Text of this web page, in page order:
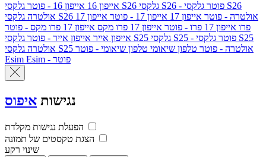
אייפון 16 אייפון 16 - פוטר גלקסי S26 גלקסי S26 - פוטר גלקסי S26
אולטרה
גלקסי S26 אולטרה - פוטר אייפון 17 אייפון 17 - פוטר
אייפון 17
פרו אייפון 17 פרו - פוטר אייפון 17 פרו מקס
אייפון 17 פרו מקס - פוטר
אייפון אייר אייפון אייר - פוטר גלקסי S25 גלקסי S25 - פוטר גלקסי S25
אולטרה
גלקסי S25 אולטרה - פוטר טלפון שיאומי טלפון שיאומי - פוטר
Esim
Esim - פוטר
נגישות איפוס
הפעלת נגישות מקלדת
הצגת טקסטים של תמונה
שינוי רקע